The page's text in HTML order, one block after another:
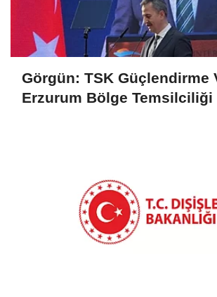
Görgün: TSK Güçlendirme
Erzurum Bölge Temsilciliği